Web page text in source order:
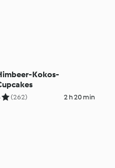
Kokos-
(262) 2 h 20 min